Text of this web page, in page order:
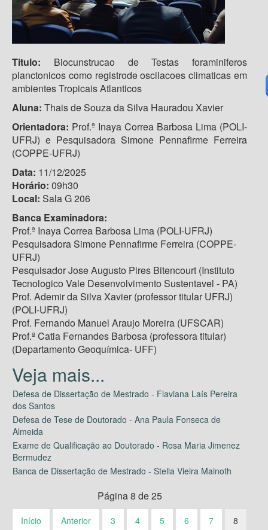
Titulo: Biocunstrucao de Testas foraminiferos
planctonicos como registrode oscilacoes climaticas em
ambientes Tropicais Atlanticos
Aluna: Thais de Souza da Silva Hauradou Xavier
Orientadora: Prof.ª Inaya Correa Barbosa Lima (POLI-
UFRJ) e Pesquisadora Simone Pennafirme Ferreira
(COPPE-UFRJ)
Data: 11/12/2025
Horário: 09h30
Local: Sala G 206
Banca Examinadora:
Prof.ª Inaya Correa Barbosa Lima (POLI-UFRJ)
Pesquisadora Simone Pennafirme Ferreira (COPPE-
UFRJ)
Pesquisador Jose Augusto Pires Bitencourt (Instituto
Tecnologico Vale Desenvolvimento Sustentavel - PA)
Prof. Ademir da Silva Xavier (professor titular UFRJ)
(POLI-UFRJ)
Prof. Fernando Manuel Araujo Moreira (UFSCAR)
Prof.ª Catia Fernandes Barbosa (professora titular)
(Departamento Geoquímica- UFF)
Defesa de Dissertação de Mestrado - Flaviana Laís Pereira
dos Santos
Defesa de Tese de Doutorado - Ana Paula Fonseca de
Almeida
Exame de Qualificação ao Doutorado - Rosa Maria Jimenez
Bermudez
Banca de Dissertação de Mestrado - Stella Vieira Mainoth
Página 8 de 25
Início Anterior 3 4 5 6 7 8